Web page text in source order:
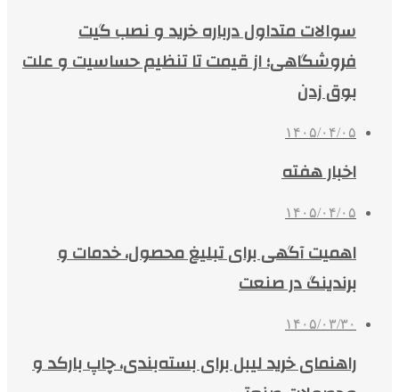
سوالات متداول درباره خرید و نصب گیت
فروشگاهی؛ از قیمت تا تنظیم حساسیت و علت
بوق زدن
۱۴۰۵/۰۴/۰۵
اخبار هفته
۱۴۰۵/۰۴/۰۵
اهمیت آگهی برای تبلیغ محصول، خدمات و
برندینگ در صنعت
۱۴۰۵/۰۳/۳۰
راهنمای خرید لیبل برای بسته‌بندی، چاپ بارکد و